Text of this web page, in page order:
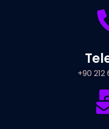
+90 212